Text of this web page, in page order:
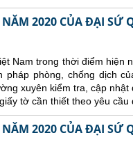
2020 CỦA ĐẠI SỨ
Nam trong thời điểm hiện
pháp phòng, chống dịch
xuyên kiểm tra, cập
tờ cần thiết theo yêu
2020 CỦA ĐẠI SỨ